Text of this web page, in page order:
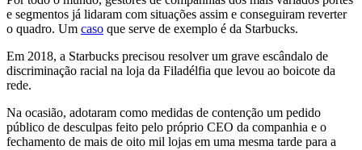
e segmentos já lidaram com situações assim e conseguiram reverter
o quadro. Um caso que serve de exemplo é da Starbucks.
Em 2018, a Starbucks precisou resolver um grave escândalo de
discriminação racial na loja da Filadélfia que levou ao boicote da
rede.
Na ocasião, adotaram como medidas de contenção um pedido
público de desculpas feito pelo próprio CEO da companhia e o
fechamento de mais de oito mil lojas em uma mesma tarde para a